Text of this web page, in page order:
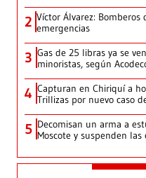
2 Víctor Álvarez:
emergencias
3 Gas de 25 libras ya se
minoristas, según
4 Capturan en Chiriquí a
Trillizas por nuevo caso
5 Decomisan un arma a
Moscote y suspenden las